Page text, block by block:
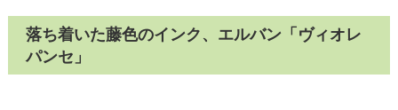
落ち着いた藤色のインク、エルバン「ヴィオレ
パンセ」